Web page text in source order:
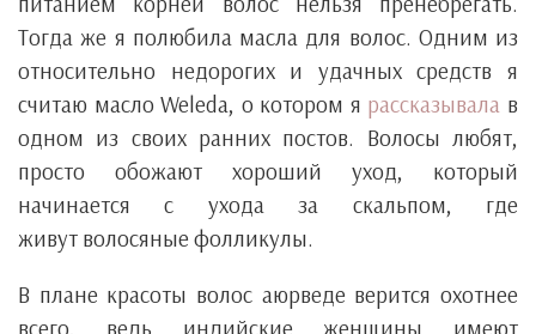
Тогда же я полюбила масла для волос. Одним из
относительно недорогих и удачных средств я
считаю масло Weleda, о котором я рассказывала в
одном из своих ранних постов. Волосы любят,
просто обожают хороший уход, который
начинается с ухода за скальпом, где
живут волосяные фолликулы.
В плане красоты волос аюрведе верится охотнее
всего, ведь индийские женщины имеют